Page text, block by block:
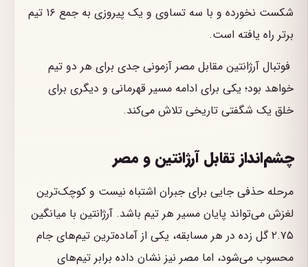
شکست نخورده و با سه تساوی و یک پیروزی به جمع ۱۶ تیم
برتر راه یافته است.
فوتبال آرژانتین مقابل مصر آزمونی جدی برای هر دو تیم
خواهد بود؛ یکی برای ادامه مسیر قهرمانی و دیگری برای
خلق یک شگفتی تاریخی تلاش می‌کند.
چشم‌انداز تقابل آرژانتین و مصر
مرحله حذفی جایی برای جبران اشتباه نیست و کوچک‌ترین
لغزش می‌تواند پایان مسیر هر تیم باشد. آرژانتین با میانگین
۲.۷۵ گل زده در هر مسابقه، یکی از آماده‌ترین تیم‌های جام
محسوب می‌شود، اما مصر نیز نشان داده برابر تیم‌های